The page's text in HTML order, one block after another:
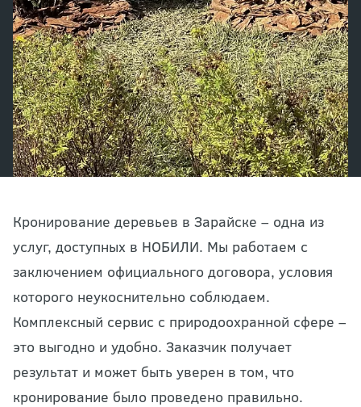
Кронирование деревьев в Зарайске – одна из
услуг, доступных в НОБИЛИ. Мы работаем с
заключением официального договора, условия
которого неукоснительно соблюдаем.
Комплексный сервис с природоохранной сфере –
это выгодно и удобно. Заказчик получает
результат и может быть уверен в том, что
кронирование было проведено правильно.